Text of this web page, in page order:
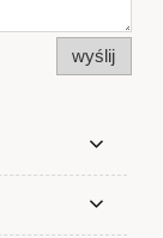
wyślij